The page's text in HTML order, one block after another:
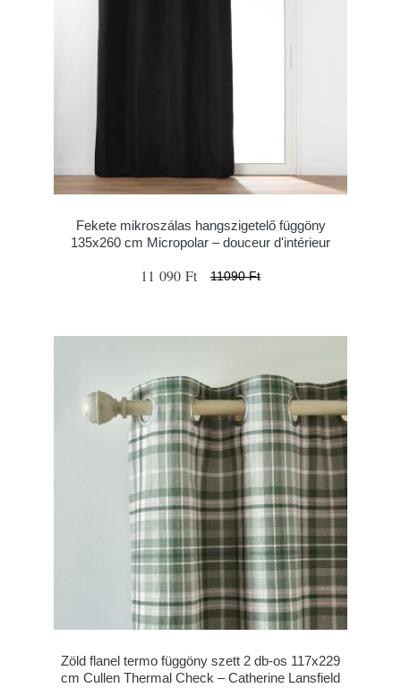
Fekete mikroszálas hangszigetelő függöny
135x260 cm Micropolar – douceur d'intérieur
11 090 Ft 11090 Ft
Zöld flanel termo függöny szett 2 db-os 117x229
cm Cullen Thermal Check – Catherine Lansfield